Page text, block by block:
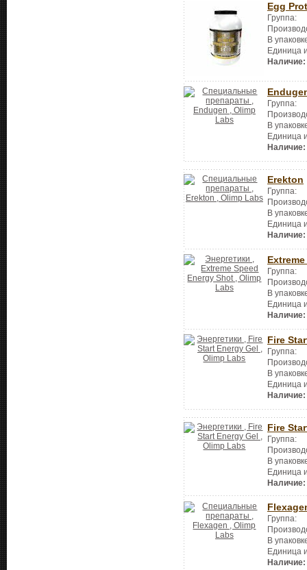
Egg
Группа:
В
Единица
Наличие:
Группа:
В
Единица
Наличие:
Erekton
Группа:
В
Единица
Наличие:
Группа:
В
Единица
Наличие:
Fire
Группа:
В
Единица
Наличие:
Fire
Группа:
В
Единица
Наличие:
Группа:
В
Единица
Наличие: